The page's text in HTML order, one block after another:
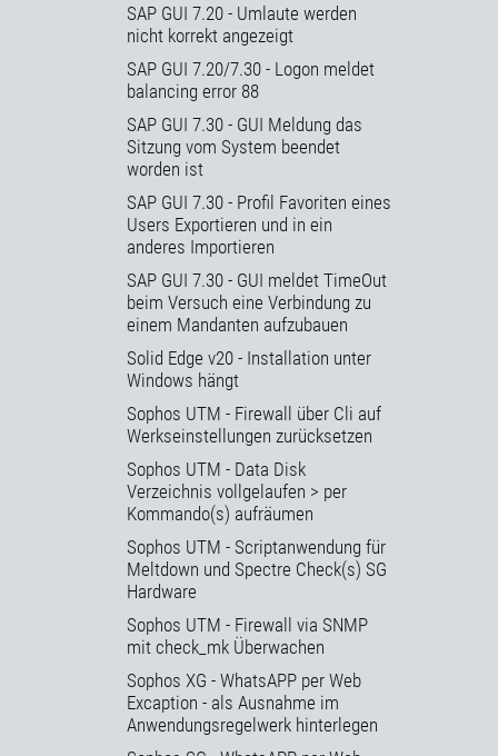
SAP GUI 7.20 - Umlaute werden
nicht korrekt angezeigt
SAP GUI 7.20/7.30 - Logon meldet
balancing error 88
SAP GUI 7.30 - GUI Meldung das
Sitzung vom System beendet
worden ist
SAP GUI 7.30 - Profil Favoriten eines
Users Exportieren und in ein
anderes Importieren
SAP GUI 7.30 - GUI meldet TimeOut
beim Versuch eine Verbindung zu
einem Mandanten aufzubauen
Solid Edge v20 - Installation unter
Windows hängt
Sophos UTM - Firewall über Cli auf
Werkseinstellungen zurücksetzen
Sophos UTM - Data Disk
Verzeichnis vollgelaufen > per
Kommando(s) aufräumen
Sophos UTM - Scriptanwendung für
Meltdown und Spectre Check(s) SG
Hardware
Sophos UTM - Firewall via SNMP
mit check_mk Überwachen
Sophos XG - WhatsAPP per Web
Excaption - als Ausnahme im
Anwendungsregelwerk hinterlegen